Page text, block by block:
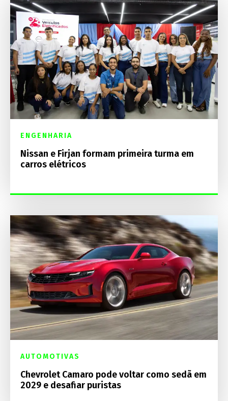
ENGENHARIA
Nissan e Firjan formam primeira turma em
carros elétricos
AUTOMOTIVAS
Chevrolet Camaro pode voltar como sedã em
2029 e desafiar puristas